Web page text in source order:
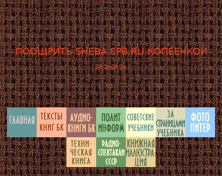
ПООЩРИТЬ SHEBA.SPB.RU КОПЕЕЧКОЙ
>>>>